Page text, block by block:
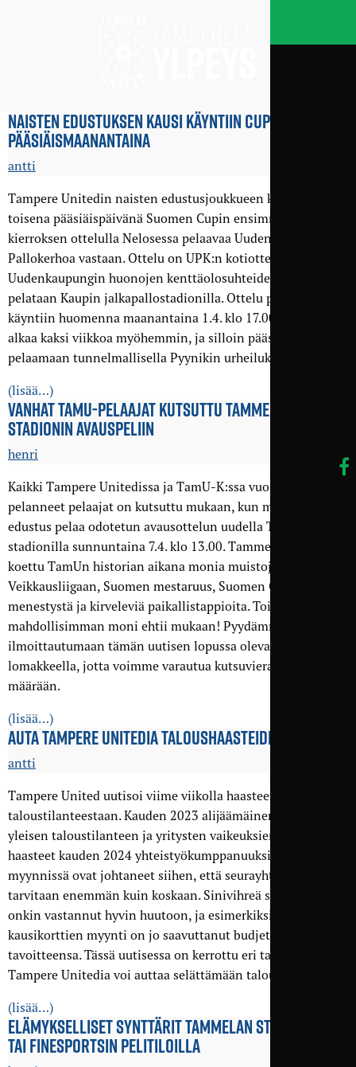
NAISTEN EDUSTUKSEN KAUSI KÄYNTIIN CUP-OTTELULLA
PÄÄSIÄIS­MAANANTAINA
antti
Tampere Unitedin naisten edustusjoukkueen kausi alkaa
toisena pääsiäispäivänä Suomen Cupin ensimmäisen
kierroksen ottelulla Nelosessa pelaavaa Uudenkaupungin
Pallokerhoa vastaan. Ottelu on UPK:n kotiottelu, mutta
Uudenkaupungin huonojen kenttäolosuhteiden takia ottelu
pelataan Kaupin jalkapallostadionilla. Ottelu potkaistaan
käyntiin huomenna maanantaina 1.4. klo 17.00. Sarjakausi
alkaa kaksi viikkoa myöhemmin, ja silloin päästään
pelaamaan tunnelmallisella Pyynikin urheilukentällä.
(lisää…)
VANHAT TAMU-PELAAJAT KUTSUTTU TAMMELAN
STADIONIN AVAUSPELIIN
henri
Kaikki Tampere Unitedissa ja TamU-K:ssa vuosien varrella
pelanneet pelaajat on kutsuttu mukaan, kun miesten
edustus pelaa odotetun avausottelun uudella Tammelan
stadionilla sunnuntaina 7.4. klo 13.00. Tammelassa on
koettu TamUn historian aikana monia muistoja: nousu
Veikkausliigaan, Suomen mestaruus, Suomen Cupin
menestystä ja kirveleviä paikallistappioita. Toivottavasti
mahdollisimman moni ehtii mukaan! Pyydämme
ilmoittautumaan tämän uutisen lopussa olevalla
lomakkeella, jotta voimme varautua kutsuvieraiden
määrään.
(lisää…)
AUTA TAMPERE UNITEDIA TALOUS­HAASTEIDEN KESKELLÄ
antti
Tampere United uutisoi viime viikolla haasteellisesta
taloustilanteestaan. Kauden 2023 alijäämäinen tulos sekä
yleisen taloustilanteen ja yritysten vaikeuksien tuomat
haasteet kauden 2024 yhteistyö­kumppanuuksien
myynnissä ovat johtaneet siihen, että seurayhteisön tukea
tarvitaan enemmän kuin koskaan. Sinivihreä seurayhteisö
onkin vastannut hyvin huutoon, ja esimerkiksi
kausikorttien myynti on jo saavuttanut budjetin mukaisen
tavoitteensa. Tässä uutisessa on kerrottu eri tavoista, joilla
Tampere Unitedia voi auttaa selättämään taloushaasteet.
(lisää…)
ELÄMYKSELLISET SYNTTÄRIT TAMMELAN STADIONILLA
TAI FINESPORTSIN PELITILOILLA